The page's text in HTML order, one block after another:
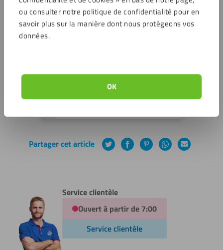
ou consulter notre politique de confidentialité pour en
savoir plus sur la manière dont nous protégeons vos
données.
OK
des plaques de plexiglass comme support pour son
projet Lego.
Projet de :Corentin
Partager cet article TwitterFacebookPinterestWhatsAppCourrier
Service clientèle
Ouvert à partir de 7:00
Service clientèle